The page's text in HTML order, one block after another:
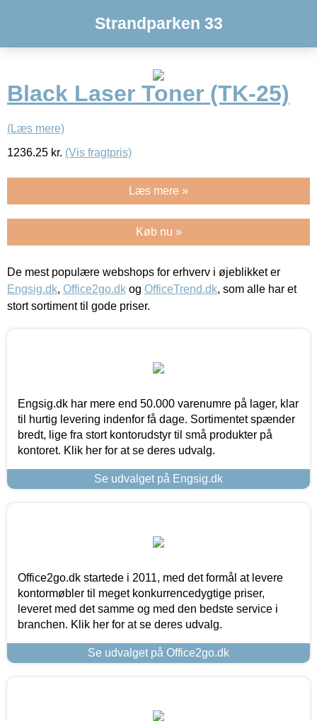
Strandparken 33
Black Laser Toner (TK-25)
(Læs mere)
1236.25 kr. (Vis fragtpris)
Læs mere »
Køb nu »
De mest populære webshops for erhverv i øjeblikket er
Engsig.dk, Office2go.dk og OfficeTrend.dk, som alle har et
stort sortiment til gode priser.
Engsig.dk har mere end 50.000 varenumre på lager, klar
til hurtig levering indenfor få dage. Sortimentet spænder
bredt, lige fra stort kontorudstyr til små produkter på
kontoret. Klik her for at se deres udvalg.
Se udvalget på Engsig.dk
Office2go.dk startede i 2011, med det formål at levere
kontormøbler til meget konkurrencedygtige priser,
leveret med det samme og med den bedste service i
branchen. Klik her for at se deres udvalg.
Se udvalget på Office2go.dk